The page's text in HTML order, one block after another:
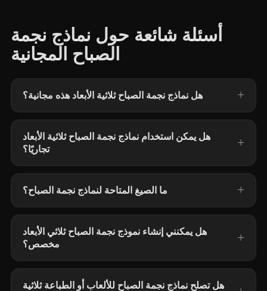
أسئلة شائعة حول نماذج نجمة
الصباح المجانية
هل نماذج نجمة الصباح ثلاثية الأبعاد هذه مجانية؟
هل يمكن استخدام نماذج نجمة الصباح ثلاثية الأبعاد
تجاريًا؟
ما الصيغ المتاحة لنماذج نجمة الصباح؟
هل يمكنني إنشاء نموذج نجمة الصباح ثلاثي الأبعاد
مخصص؟
هل تصلح نماذج نجمة الصباح للألعاب أو الطباعة ثلاثية